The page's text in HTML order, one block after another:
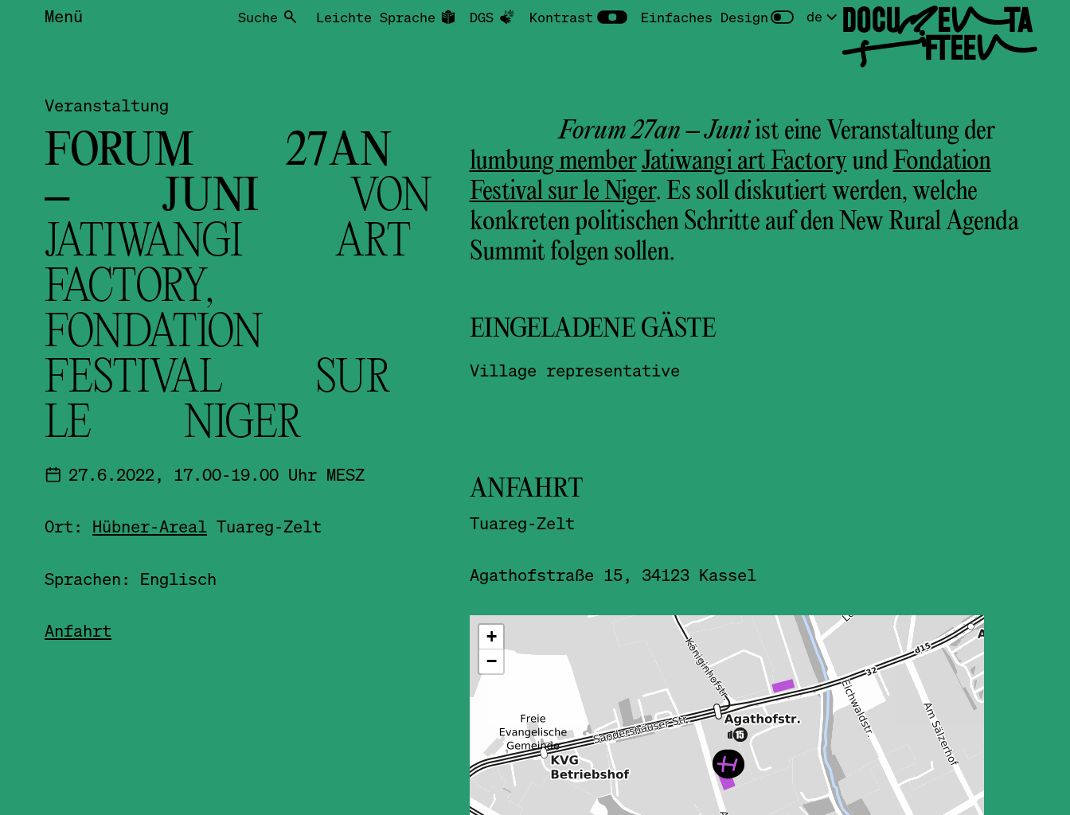
Menü Suche Leichte Sprache DGS Kontrast Einfaches Design de DOCUMENTA
FIFTEEN
Veranstaltung
FORUM 27AN
– JUNI VON
JATIWANGI ART
FACTORY,
FONDATION
FESTIVAL SUR
LE NIGER
27.6.2022, 17.00-19.00 Uhr MESZ
Ort: Hübner-Areal Tuareg-Zelt
Sprachen: Englisch
Anfahrt
Forum 27an – Juniist eine Veranstaltung der
lumbung memberJatiwangi art Factoryund Fondation
Festival sur le Niger. Es soll diskutiert werden, welche
konkreten politischen Schritte auf den New Rural Agenda
Summit folgen sollen.
EINGELADENE GÄSTE
Village representative
ANFAHRT
Tuareg-Zelt
Agathofstraße 15, 34123 Kassel
ˇ